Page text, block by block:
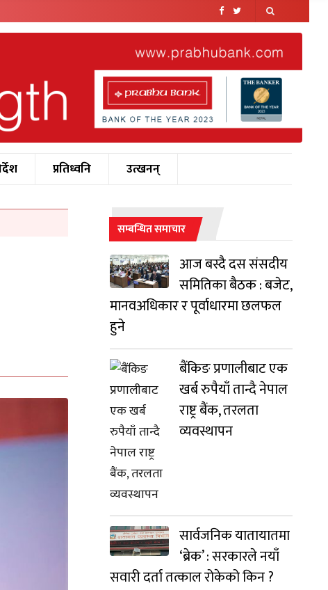
प्रतिध्वनि उत्खनन्
सम्बन्धित समाचार
आज बस्दै दस संसदीय
समितिका बैठक : बजेट,
मानवअधिकार र पूर्वाधारमा छलफल
हुने
बैंकिङ प्रणालीबाट एक
खर्ब रुपैयाँ तान्दै नेपाल
राष्ट्र बैंक, तरलता
व्यवस्थापन
सार्वजनिक यातायातमा
‘ब्रेक’ : सरकारले नयाँ
सवारी दर्ता तत्काल रोकेको किन ?